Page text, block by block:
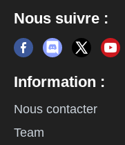
Nous suivre :
Information :
Nous contacter
Team